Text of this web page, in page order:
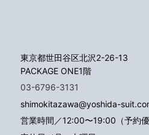
東京都世田谷区北沢2-26-13
PACKAGE ONE1階
03-6796-3131
shimokitazawa@yoshida-
営業時間／12:00〜19:00（予約優